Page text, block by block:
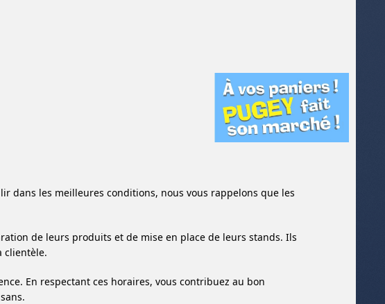
dans les meilleures conditions, nous vous rappelons que les
de leurs produits et de mise en place de leurs stands. Ils
clientèle.
En respectant ces horaires, vous contribuez au bon